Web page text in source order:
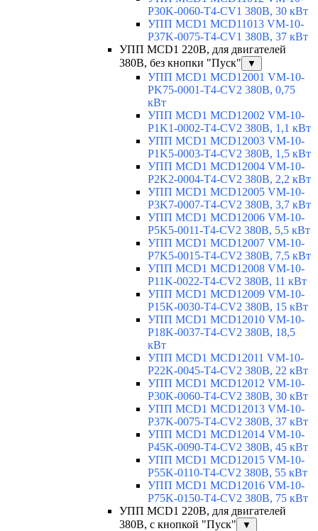
P30K-0060-T4-CV1 380В, 30 кВт
УПП MCD1 MCD11013 VM-10-
P37K-0075-T4-CV1 380В, 37 кВт
УПП MCD1 220В, для двигателей
380В, без кнопки "Пуск"
▼
УПП MCD1 MCD12001 VM-10-
PK75-0001-T4-CV2 380В, 0,75
кВт
УПП MCD1 MCD12002 VM-10-
P1K1-0002-T4-CV2 380В, 1,1 кВт
УПП MCD1 MCD12003 VM-10-
P1K5-0003-T4-CV2 380В, 1,5 кВт
УПП MCD1 MCD12004 VM-10-
P2K2-0004-T4-CV2 380В, 2,2 кВт
УПП MCD1 MCD12005 VM-10-
P3K7-0007-T4-CV2 380В, 3,7 кВт
УПП MCD1 MCD12006 VM-10-
P5K5-0011-T4-CV2 380В, 5,5 кВт
УПП MCD1 MCD12007 VM-10-
P7K5-0015-T4-CV2 380В, 7,5 кВт
УПП MCD1 MCD12008 VM-10-
P11K-0022-T4-CV2 380В, 11 кВт
УПП MCD1 MCD12009 VM-10-
P15K-0030-T4-CV2 380В, 15 кВт
УПП MCD1 MCD12010 VM-10-
P18K-0037-T4-CV2 380В, 18,5
кВт
УПП MCD1 MCD12011 VM-10-
P22K-0045-T4-CV2 380В, 22 кВт
УПП MCD1 MCD12012 VM-10-
P30K-0060-T4-CV2 380В, 30 кВт
УПП MCD1 MCD12013 VM-10-
P37K-0075-T4-CV2 380В, 37 кВт
УПП MCD1 MCD12014 VM-10-
P45K-0090-T4-CV2 380В, 45 кВт
УПП MCD1 MCD12015 VM-10-
P55K-0110-T4-CV2 380В, 55 кВт
УПП MCD1 MCD12016 VM-10-
P75K-0150-T4-CV2 380В, 75 кВт
УПП MCD1 220В, для двигателей
380В, с кнопкой "Пуск"
▼